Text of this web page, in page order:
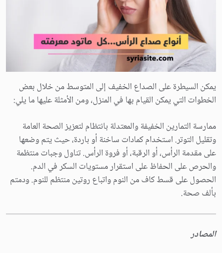
يمكن السيطرة على الصداع الخفيف إلى المتوسط من خلال بعض
الخطوات التي يمكن القيام بها في المنزل، ومن الأمثلة عليها ما يلي:
ممارسة التمارين الخفيفة والمعتدلة بانتظام لتعزيز الصحة العامة
وتقليل التوتر. استخدام كمادات ساخنة أو باردة، حيث يتم وضعها
على مقدمة الرأس، أو الرقبة، أو فروة الرأس. تناول وجبات منتظمة
والحرص على الحفاظ على استقرار مستويات السكر في الدم.
الحصول على قسط كاف من النوم واتباع روتين منتظم للنوم. ودمتم
بألف صحة.
المصادر